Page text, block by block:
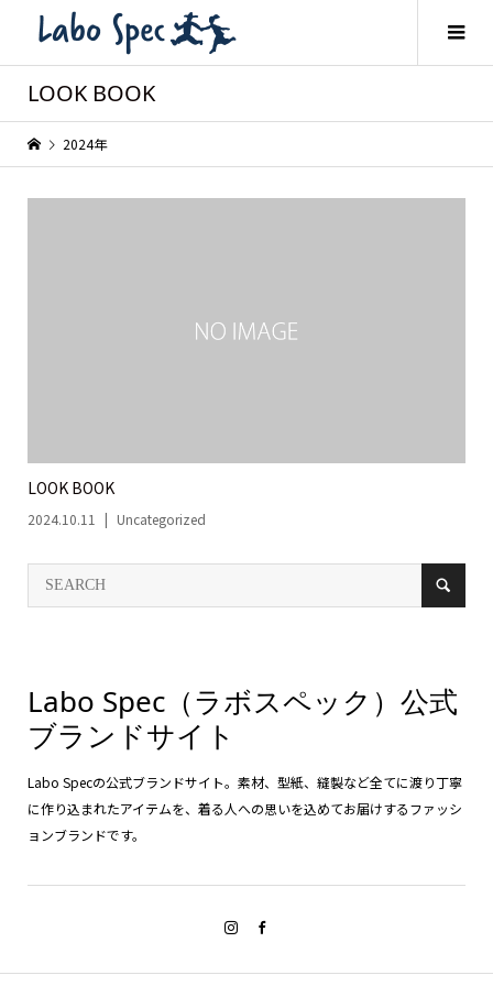
LOOK BOOK
2024年
LOOK BOOK
2024.10.11 Uncategorized
Labo Spec（ラボスペック）公式
ブランドサイト
Labo Specの公式ブランドサイト。素材、型紙、縫製など全てに渡り丁寧
に作り込まれたアイテムを、着る人への思いを込めてお届けするファッシ
ョンブランドです。